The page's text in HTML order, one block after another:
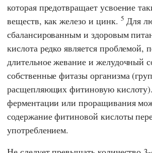
которая предотвращает усвоение
веществ, как железо и цинк. 5 Для
сбалансированным и здоровым
кислота редко является проблемой,
длительное жевание и желудочный
собственные фитазы организма
расщепляющих фитиновую
ферментации или проращивания
содержание фитиновой кислоты
употреблением.